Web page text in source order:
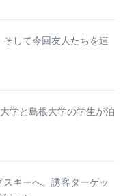
して今回友人たちを連
学と島根大学の学生が泊
キーへ。誘客ターゲッ